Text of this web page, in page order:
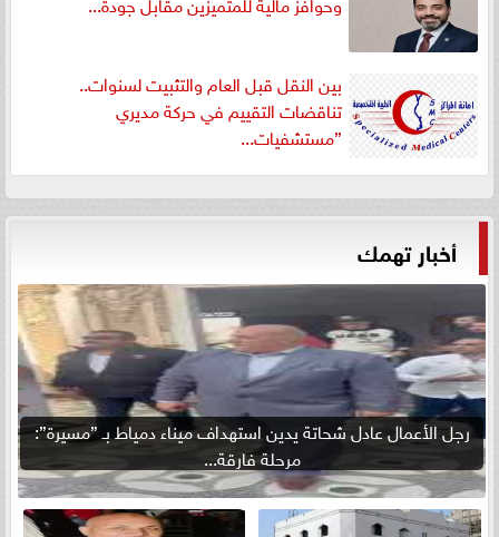
بين النقل قبل العام والتثبيت لسنوات..
تناقضات التقييم في حركة مديري
”مستشفيات...
أخبار تهمك
رجل الأعمال عادل شحاتة يدين استهداف ميناء دمياط بـ ”مسيرة”:
مرحلة فارقة...